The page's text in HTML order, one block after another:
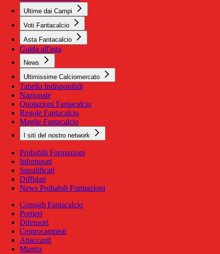
Ultime dai Campi
Voti Fantacalcio
Asta Fantacalcio
Guida all'asta
News
Ultimissime Calciomercato
Tabella Indisponibili
Nazionale
Quotazioni Fantacalcio
Regole Fantacalcio
Maglie Fantacalcio
I siti del nostro network
Probabili Formazioni
Infortunati
Squalificati
Diffidati
News Probabili Formazioni
Consigli Fantacalcio
Portieri
Difensori
Centrocampisti
Attaccanti
Mantra